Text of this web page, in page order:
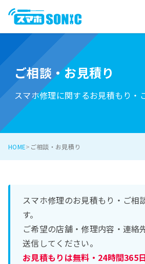
ご相談・お見積り
スマホ修理に関するお見積もり・
HOME ご相談・お見積り
スマホ修理のお見積もり・ご相
す。
ご希望の店舗・修理内容・連絡
送信してください。
お見積もりは無料・24時間365